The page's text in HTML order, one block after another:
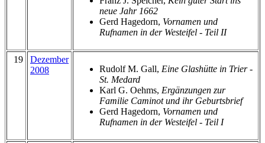
neue Jahr 1662
Gerd Hagedorn, Vornamen und
Rufnamen in der Westeifel - Teil II
19
Dezember
2008
Rudolf M. Gall, Eine Glashütte in Trier -
St. Medard
Karl G. Oehms, Ergänzungen zur
Familie Caminot und ihr Geburtsbrief
Gerd Hagedorn, Vornamen und
Rufnamen in der Westeifel - Teil I